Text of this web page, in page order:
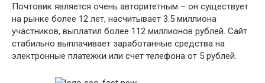
Почтовик является очень авторитетным – он существует
на рынке более 12 лет, насчитывает 3.5 миллиона
участников, выплатил более 112 миллионов рублей. Сайт
стабильно выплачивает заработанные средства на
электронные платежки или счет телефона от 5 рублей.